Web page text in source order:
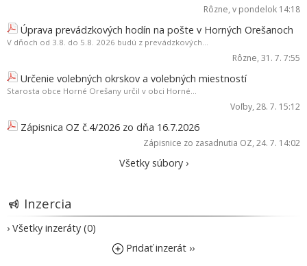
Rôzne, v pondelok 14:18
Úprava prevádzkových hodín na pošte v Horných Orešanoch
V dňoch od 3.8. do 5.8. 2026 budú z prevádzkových...
Rôzne, 31. 7. 7:55
Určenie volebných okrskov a volebných miestností
Starosta obce Horné Orešany určil v obci Horné...
Voľby, 28. 7. 15:12
Zápisnica OZ č.4/2026 zo dňa 16.7.2026
Zápisnice zo zasadnutia OZ, 24. 7. 14:02
Všetky súbory ›
Inzercia
› Všetky inzeráty (0)
Pridať inzerát ››